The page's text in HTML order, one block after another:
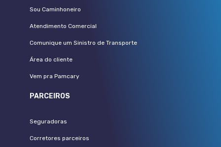
Sou Caminhoneiro
Atendimento Comercial
Comunique um Sinistro de Transporte
Área do cliente
Vem pra Pamcary
PARCEIROS
Seguradoras
Corretores parceiros